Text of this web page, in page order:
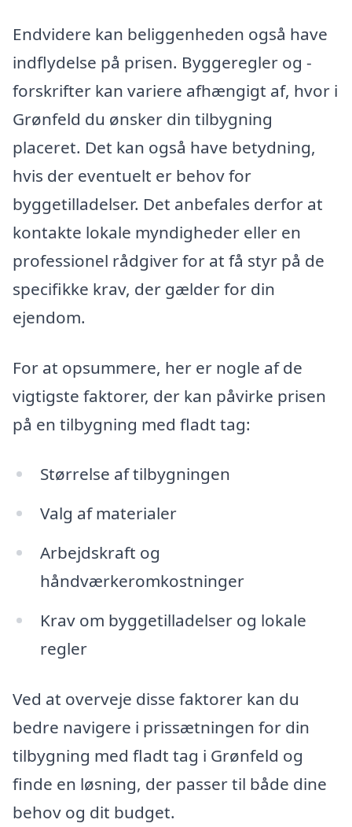
Endvidere kan beliggenheden også have
indflydelse på prisen. Byggeregler og -
forskrifter kan variere afhængigt af, hvor i
Grønfeld du ønsker din tilbygning
placeret. Det kan også have betydning,
hvis der eventuelt er behov for
byggetilladelser. Det anbefales derfor at
kontakte lokale myndigheder eller en
professionel rådgiver for at få styr på de
specifikke krav, der gælder for din
ejendom.
For at opsummere, her er nogle af de
vigtigste faktorer, der kan påvirke prisen
på en tilbygning med fladt tag:
Størrelse af tilbygningen
Valg af materialer
Arbejdskraft og
håndværkeromkostninger
Krav om byggetilladelser og lokale
regler
Ved at overveje disse faktorer kan du
bedre navigere i prissætningen for din
tilbygning med fladt tag i Grønfeld og
finde en løsning, der passer til både dine
behov og dit budget.